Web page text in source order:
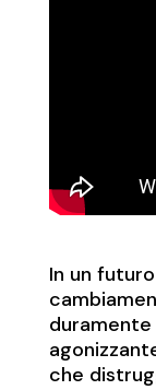
In un
duramente
che